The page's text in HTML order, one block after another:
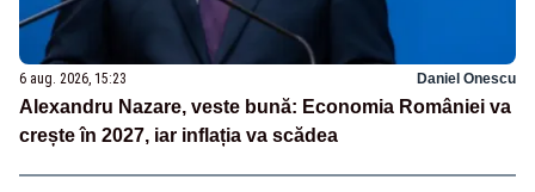
6 aug. 2026, 15:23 Daniel Onescu
Alexandru Nazare, veste bună: Economia României va
crește în 2027, iar inflația va scădea